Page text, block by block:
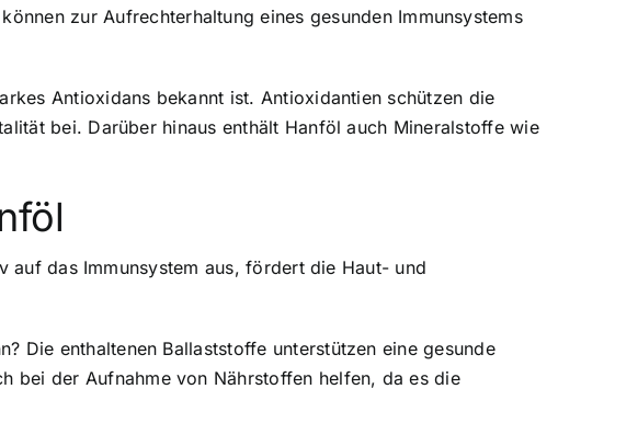
zur Aufrechterhaltung eines gesunden Immunsystems
Antioxidans bekannt ist. Antioxidantien schützen die
bei. Darüber hinaus enthält Hanföl auch Mineralstoffe wie
das Immunsystem aus, fördert die Haut- und
Die enthaltenen Ballaststoffe unterstützen eine gesunde
bei der Aufnahme von Nährstoffen helfen, da es die